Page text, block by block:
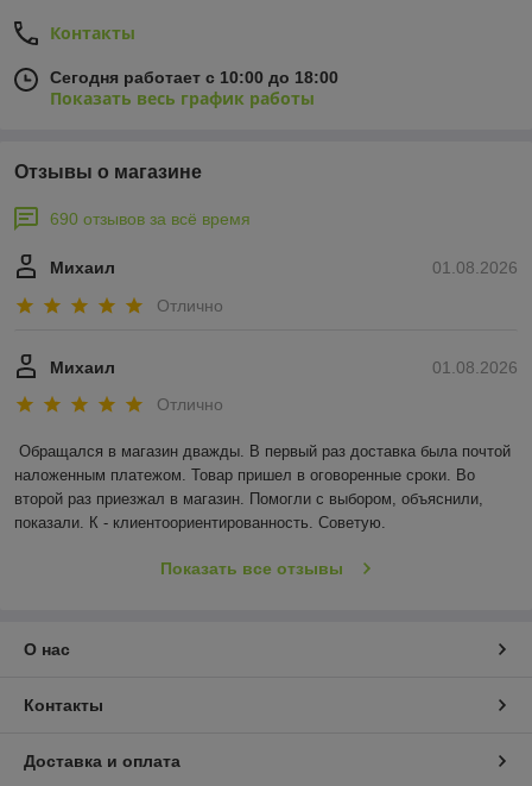
Контакты
Сегодня работает с 10:00 до 18:00
Показать весь график работы
Отзывы о магазине
690 отзывов за всё время
01.08.2026
Михаил
Отлично
01.08.2026
Михаил
Отлично
Обращался в магазин дважды. В первый раз доставка была почтой
наложенным платежом. Товар пришел в оговоренные сроки. Во
второй раз приезжал в магазин. Помогли с выбором, объяснили,
показали. К - клиентоориентированность. Советую.
Показать все отзывы
О нас
Контакты
Доставка и оплата